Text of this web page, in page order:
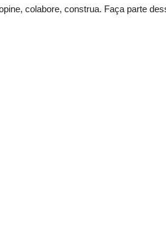
colabore, construa. Faça parte